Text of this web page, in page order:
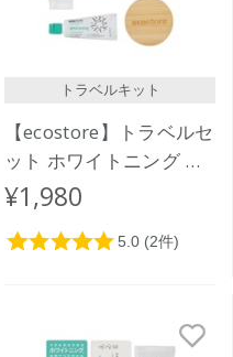
トラベルキット
【ecostore】トラベルセ
ット ホワイトニング ペ
ーパーポーチ
¥1,980